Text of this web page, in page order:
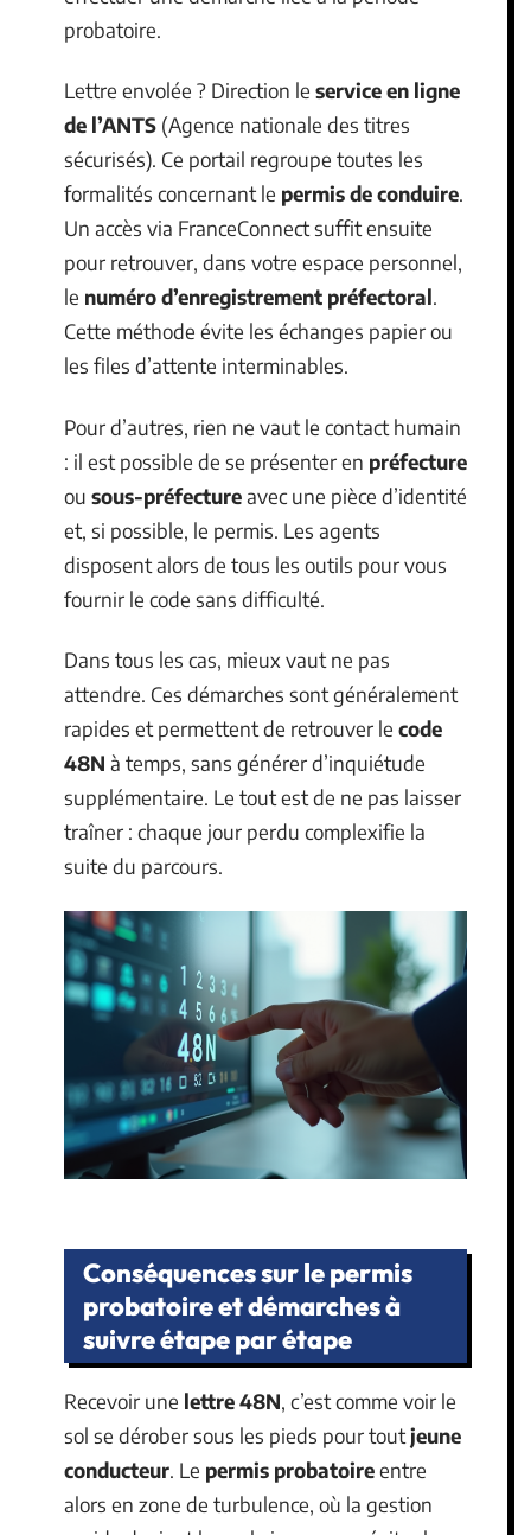
probatoire.
Lettre envolée ? Direction le service en ligne
de l’ANTS (Agence nationale des titres
sécurisés). Ce portail regroupe toutes les
formalités concernant le permis de conduire.
Un accès via FranceConnect suffit ensuite
pour retrouver, dans votre espace personnel,
le numéro d’enregistrement préfectoral.
Cette méthode évite les échanges papier ou
les files d’attente interminables.
Pour d’autres, rien ne vaut le contact humain
: il est possible de se présenter en préfecture
ou sous-préfectureavec une pièce d’identité
et, si possible, le permis. Les agents
disposent alors de tous les outils pour vous
fournir le code sans difficulté.
Dans tous les cas, mieux vaut ne pas
attendre. Ces démarches sont généralement
rapides et permettent de retrouver le code
48N à temps, sans générer d’inquiétude
supplémentaire. Le tout est de ne pas laisser
traîner : chaque jour perdu complexifie la
suite du parcours.
Conséquences sur le permis
probatoire et démarches à
suivre étape par étape
Recevoir une lettre 48N, c’est comme voir le
sol se dérober sous les pieds pour toutjeune
conducteur. Le permis probatoireentre
alors en zone de turbulence, où la gestion